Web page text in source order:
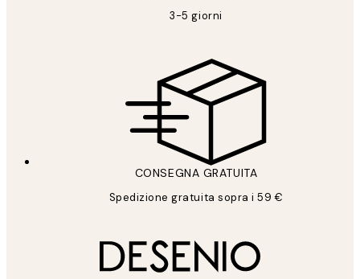
3-5 giorni
CONSEGNA GRATUITA
Spedizione gratuita sopra i 59 €